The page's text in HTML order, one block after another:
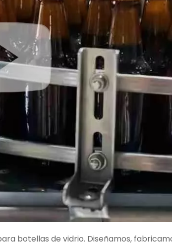
botellas de vidrio. Diseñamos,